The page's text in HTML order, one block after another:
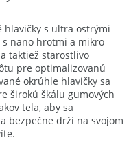
hlavičky s ultra ostrými
s nano hrotmi a mikro
taktiež starostlivo
pre optimalizovanú
okrúhle hlavičky sa
širokú škálu gumových
tela, aby sa
bezpečne drží na svojom